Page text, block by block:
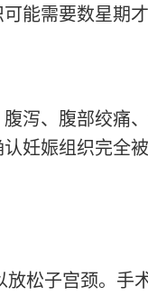
能需要数星期
泻、腹部绞痛
妊娠组织完全
松子宫颈。手